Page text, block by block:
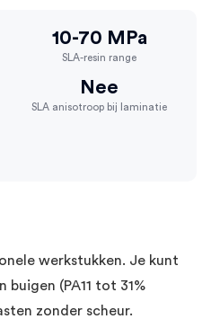
10-70 MPa
SLA-resin range
Nee
SLA anisotroop bij laminatie
werkstukken. Je kunt
(PA11 tot 31%
zonder scheur.